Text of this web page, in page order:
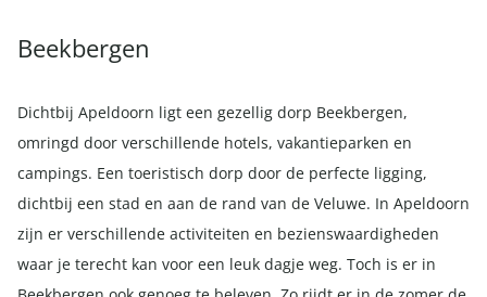
Beekbergen
Dichtbij Apeldoorn ligt een gezellig dorp Beekbergen,
omringd door verschillende hotels, vakantieparken en
campings. Een toeristisch dorp door de perfecte ligging,
dichtbij een stad en aan de rand van de Veluwe. In Apeldoorn
zijn er verschillende activiteiten en bezienswaardigheden
waar je terecht kan voor een leuk dagje weg. Toch is er in